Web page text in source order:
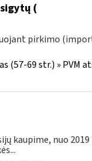
(
pirkimo
(57-69 str.) » PVM
kaupime, nuo